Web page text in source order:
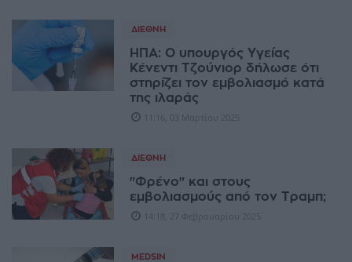
ΔΙΕΘΝΉ
ΗΠΑ: Ο υπουργός Υγείας
Κένεντι Τζούνιορ δήλωσε ότι
στηρίζει τον εμβολιασμό κατά
της ιλαράς
11:16, 03 Μαρτίου 2025
ΔΙΕΘΝΉ
"Φρένο" και στους
εμβολιασμούς από τον Τραμπ;
14:18, 27 Φεβρουαρίου 2025
MEDSIN